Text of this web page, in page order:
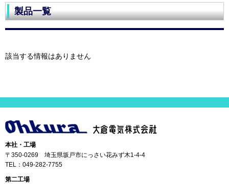
製品一覧
該当する情報はありません
本社・工場
〒350-0269 埼玉県坂戸市にっさい花みず木1-4-4
TEL： 049-282-7755
第二工場